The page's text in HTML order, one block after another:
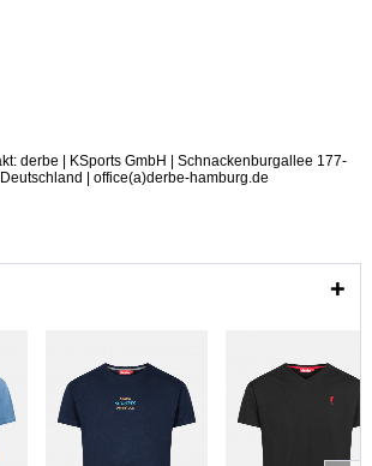
derbe | KSports GmbH | Schnackenburgallee 177-
| office(a)derbe-hamburg.de